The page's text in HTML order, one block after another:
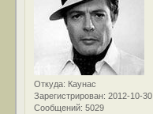
Откуда: Каунас
Зарегистрирован: 2012-10-30
Сообщений: 5029